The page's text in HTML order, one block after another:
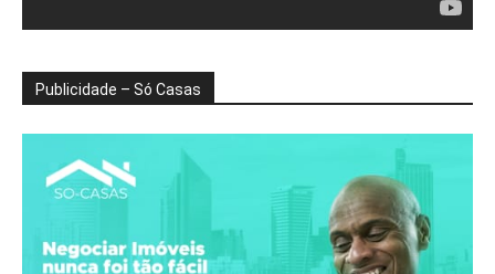
Publicidade – Só Casas